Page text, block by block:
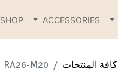
ACCESSORIES
SHOP
كافة المنتجات RA26-M20